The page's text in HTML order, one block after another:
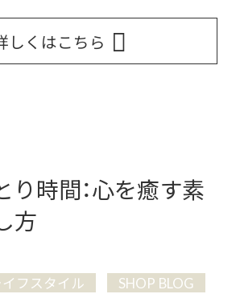
しくはこちら
り時間：心を癒す素
方
イフスタイル SHOP BLOG